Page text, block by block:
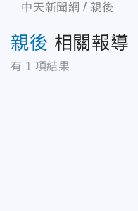
中天新聞網 親後
親後 相關報導
有 1 項結果